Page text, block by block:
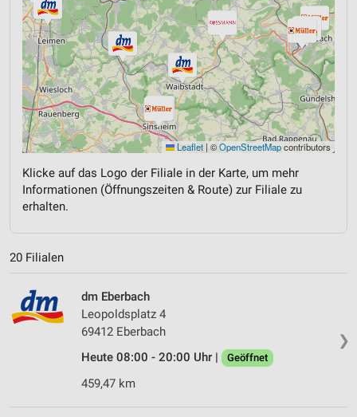
Leaflet | ©OpenStreetMapcontributors
Klicke auf das Logo der Filiale in der Karte, um mehr
Informationen (Öffnungszeiten & Route) zur Filiale zu
erhalten.
20 Filialen
❯
dm Eberbach
Leopoldsplatz 4
69412 Eberbach
Heute 08:00 - 20:00 Uhr |
Geöffnet
459,47 km